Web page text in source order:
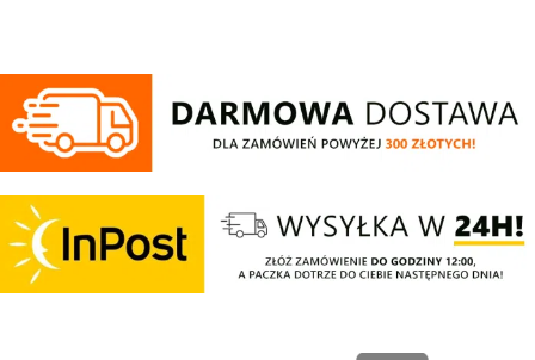
brandu.
dołu bluzy żebrowany kołnierz
ściągacze rękawów dodatkowo
silikonowa kwadratowa naszywka
na lewym rękawie z logo marki Pit
Bull duży nadruk na plecach oraz